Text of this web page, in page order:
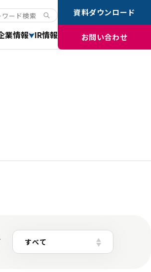
業情報 IR情報
資料ダウンロード
お問い合わせ